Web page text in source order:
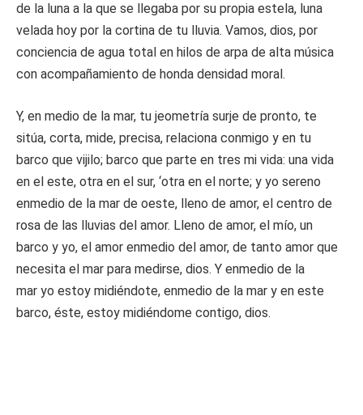
de la luna a la que se llegaba por su propia estela, luna
velada hoy por la cortina de tu lluvia. Vamos, dios, por
conciencia de agua total en hilos de arpa de alta música
con acompañamiento de honda densidad moral.
Y, en medio de la mar, tu jeometría surje de pronto, te
sitúa, corta, mide, precisa, relaciona conmigo y en tu
barco que vijilo; barco que parte en tres mi vida: una vida
en el este, otra en el sur, ‘otra en el norte; y yo sereno
enmedio de la mar de oeste, lleno de amor, el centro de
rosa de las lluvias del amor. Lleno de amor, el mío, un
barco y yo, el amor enmedio del amor, de tanto amor que
necesita el mar para medirse, dios. Y enmedio de la
mar yo estoy midiéndote, enmedio de la mar y en este
barco, éste, estoy midiéndome contigo, dios.